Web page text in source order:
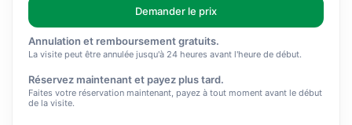
Demander le prix
Annulation et remboursement gratuits.
La visite peut être annulée jusqu'à 24 heures avant l'heure de début.
Réservez maintenant et payez plus tard.
Faites votre réservation maintenant, payez à tout moment avant le début
de la visite.